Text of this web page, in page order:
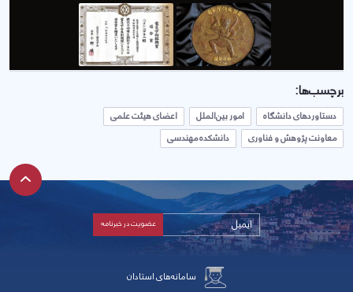
برچسب‌ها:
دستاوردهای دانشگاه امور بین‌الملل
اعضای هیئت علمی
معاونت پژوهش و فناوری
دانشکده مهندسی
سامانه‌های استادان